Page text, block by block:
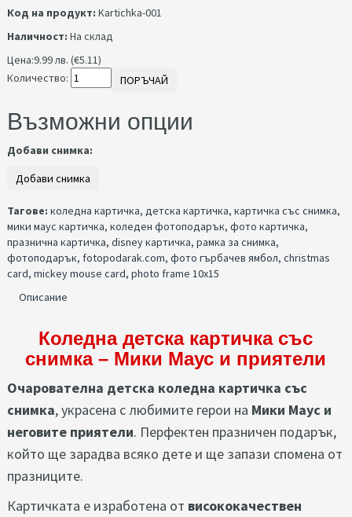
Код на продукт: Kartichka-001
Наличност: На склад
Цена:9.99 лв. (€5.11)
Количество:
ПОРЪЧАЙ
Възможни опции
Добави снимка:
Тагове: коледна картичка, детска картичка, картичка със снимка,
мики маус картичка, коледен фотоподарък, фото картичка,
празнична картичка, disney картичка, рамка за снимка,
фотоподарък, fotopodarak.com, фото гърбачев ямбол, christmas
card, mickey mouse card, photo frame 10x15
Описание
Коледна детска картичка със
снимка – Мики Маус и приятели
Очарователна детска коледна картичка със
снимка, украсена с любимите герои на Мики Маус и
неговите приятели. Перфектен празничен подарък,
който ще зарадва всяко дете и ще запази спомена от
празниците.
Картичката е изработена от висококачествен